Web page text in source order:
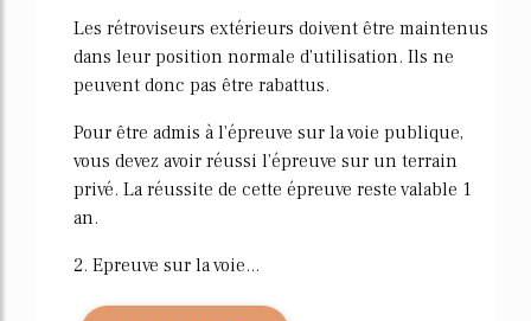
Les rétroviseurs extérieurs doivent être maintenus
dans leur position normale d'utilisation. Ils ne
peuvent donc pas être rabattus.
Pour être admis à l'épreuve sur la voie publique,
vous devez avoir réussi l'épreuve sur un terrain
privé. La réussite de cette épreuve reste valable 1
an.
2. Epreuve sur la voie...